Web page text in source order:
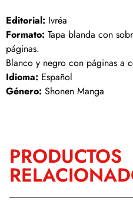
Editorial: Ivréa
Formato: Tapa blanda con
páginas.
Blanco y negro con páginas a
Idioma: Español
Género: Shonen Manga
PRODUCTOS